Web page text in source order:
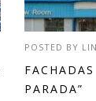
POSTED BY
PARADA”